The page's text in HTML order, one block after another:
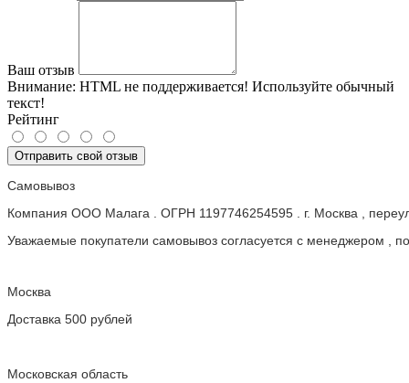
Ваш отзыв
Внимание: HTML не поддерживается! Используйте обычный
текст!
Рейтинг
Отправить свой отзыв
Самовывоз
Компания ООО Малага . ОГРН 1197746254595 . г. Москва ,
Уважаемые покупатели самовывоз согласуется с менеджером ,
Москва
Доставка 500 рублей
Московская область